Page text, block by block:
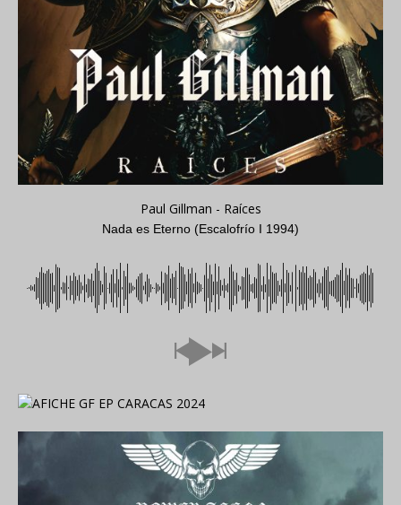
Paul Gillman - Raíces
Nada es Eterno (Escalofrío I 1994)